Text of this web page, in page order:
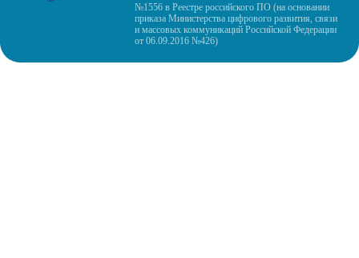
№1556 в Реестре российского ПО (на основании
приказа Министерства цифрового развития, связи
и массовых коммуникаций Российской Федерации
от 06.09.2016 №426)